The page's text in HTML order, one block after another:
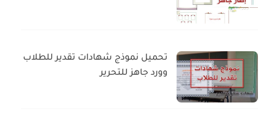
تحميل نموذج شهادات تقدير للطلاب
وورد جاهز للتحرير